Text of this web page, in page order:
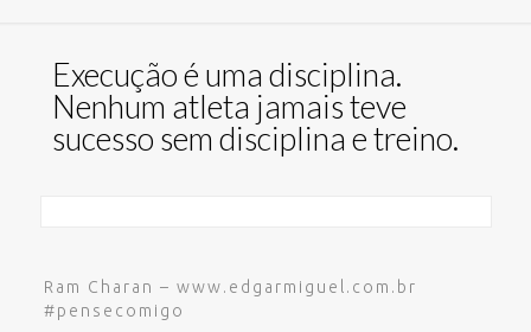
Execução é uma disciplina.
Nenhum atleta jamais teve
sucesso sem disciplina e treino.
Ram Charan – www.edgarmiguel.com.br
#pensecomigo